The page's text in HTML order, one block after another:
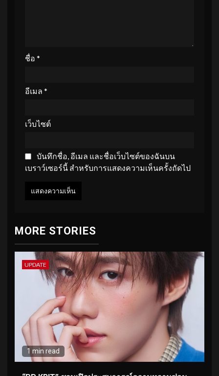
ชื่อ *
อีเมล *
เว็บไซต์
บันทึกชื่อ, อีเมล และชื่อเว็บไซต์ของฉันบน
เบราว์เซอร์นี้ สำหรับการแสดงความเห็นครั้งถัดไป
MORE STORIES
UPDATE
1 min read